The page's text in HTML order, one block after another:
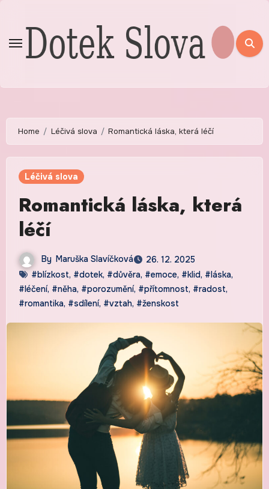
content
Home Léčivá slova Romantická láska, která léčí
Léčivá slova
Romantická láska, která
léčí
By Maruška Slavíčková
26. 12. 2025
#blízkost, #dotek, #důvěra, #emoce, #klid, #láska,
#léčení, #něha, #porozumění, #přítomnost, #radost,
#romantika, #sdílení, #vztah, #ženskost